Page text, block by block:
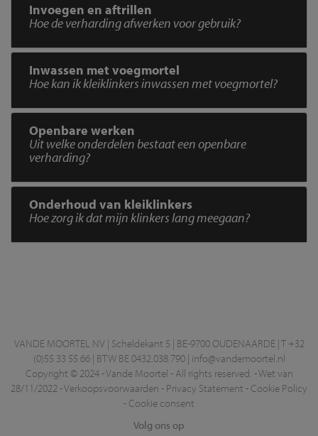
Invoegen en aftrillen
Hoe de verharding afwerken voor gebruik?
Inwassen met voegmortel
Hoe kan ik kleiklinkers inwassen met voegmortel?
Openbare werken
Uit welke onderdelen bestaat een openbare
verharding?
Onderhoud van kleiklinkers
Hoe zorg ik dat mijn klinkers lang meegaan?
VANDE MOORTEL NV | Scheldekant 5 | BE-9700 OUDENAARDE | T +32
(0)55 33 55 66 | BTW BE 0432.038.790 | info@vandemoortel.nl
Copyright © 2024 - Vande Moortel - All rights reserved. -Wet van
28/11/2022 -Verkoopsvoorwaarden - Privacy Statement - Cookie Policy
- Cookie consent
Volg ons op